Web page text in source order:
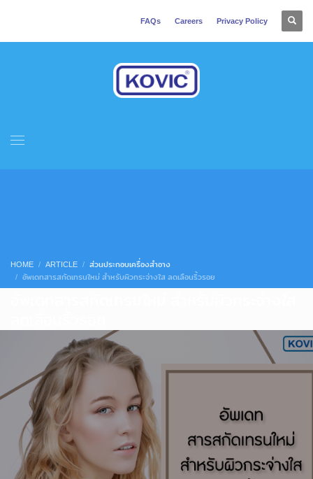
FAQs Careers Privacy Policy
HOME ARTICLE
ส่วนประกอบเครื่องสำอาง
อัพเดทสารสกัดเทรนใหม่ สำหรับผิวกระจ่างใส ลดเลือนริ้วรอย